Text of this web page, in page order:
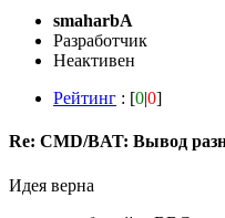
smaharbA
Разработчик
Неактивен
Рейтинг : [0|0]
Re: CMD/BAT: Вывод
Идея верна